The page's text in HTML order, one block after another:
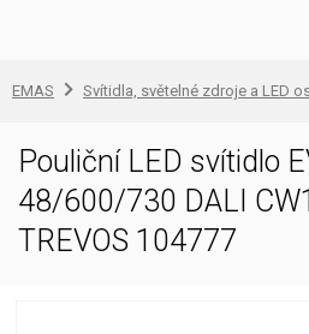
EMAS Svítidla, světelné zdroje a LED
Pouliční LED svítidlo
48/600/730 DALI
TREVOS 104777